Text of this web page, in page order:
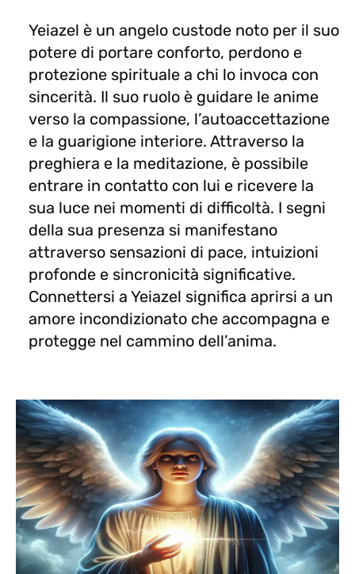
Yeiazel è un angelo custode noto per il suo
potere di portare conforto, perdono e
protezione spirituale a chi lo invoca con
sincerità. Il suo ruolo è guidare le anime
verso la compassione, l’autoaccettazione
e la guarigione interiore. Attraverso la
preghiera e la meditazione, è possibile
entrare in contatto con lui e ricevere la
sua luce nei momenti di difficoltà. I segni
della sua presenza si manifestano
attraverso sensazioni di pace, intuizioni
profonde e sincronicità significative.
Connettersi a Yeiazel significa aprirsi a un
amore incondizionato che accompagna e
protegge nel cammino dell’anima.